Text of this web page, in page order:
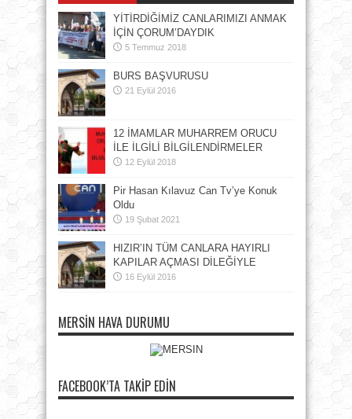
YİTİRDİĞİMİZ CANLARIMIZI ANMAK
İÇİN ÇORUM’DAYDIK
5 Temmuz 2018
BURS BAŞVURUSU
21 Eylül 2016
12 İMAMLAR MUHARREM ORUCU
İLE İLGİLİ BİLGİLENDİRMELER
12 Eylül 2018
Pir Hasan Kılavuz Can Tv’ye Konuk
Oldu
19 Şubat 2021
HIZIR’IN TÜM CANLARA HAYIRLI
KAPILAR AÇMASI DİLEĞİYLE
16 Eylül 2016
MERSIN HAVA DURUMU
FACEBOOK’TA TAKIP EDIN